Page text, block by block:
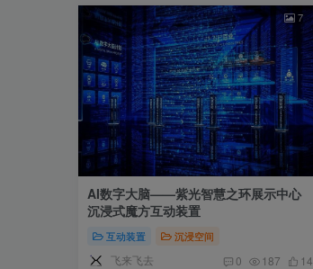
7
AI数字大脑——紫光智慧之环展示中心
沉浸式魔方互动装置
互动装置 沉浸空间
飞来飞去 0 187 14